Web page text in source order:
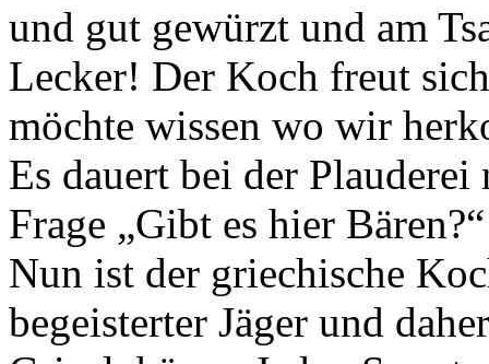
und gut gewürzt und am
Lecker! Der Koch freut
möchte wissen wo wir
Es dauert bei der
Frage „Gibt es hier
Nun ist der griechische
begeisterter Jäger und